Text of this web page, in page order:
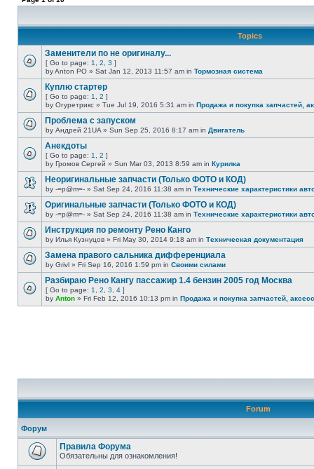
Topics
Заменители по не оригиналу...
[ Go to page: 1 2 3 ]
by Anton PO » Sat Jan 12, 2013 11:57 am in Тормозная система
Куплю стартер
[ Go to page: 1 2 ]
by Огуретрикс » Tue Jul 19, 2016 5:31 am in Продажа и покупка запчастей,
Проблема с запуском
by Андрей 21UA » Sun Sep 25, 2016 8:17 am in Двигатель
Анекдоты
[ Go to page: 1 2 ]
by Громов Сергей » Sun Mar 03, 2013 8:59 am in Курилка
Неоригинальные запчасти (Только ФОТО и КОД)
by -=p@m=- » Sat Sep 24, 2016 11:38 am in Технические характеристики
Оригинальные запчасти (Только ФОТО и КОД)
by -=p@m=- » Sat Sep 24, 2016 11:38 am in Технические характеристики
Инструкция по ремонту Рено Канго
by Илья Кузнуцов » Fri May 30, 2014 9:18 am in Техническая документация
Замена правого сальника дифференциала
by Grivl » Fri Sep 16, 2016 1:59 pm in Своими силами
Разбираю Рено Кангу пассажир 1.4 бензин 2005 год Москва
[ Go to page: 1 2 3 4 ]
by Anton » Fri Feb 12, 2016 10:13 pm in Продажа и покупка запчастей,
Forum
Форум
Правила Форума
Обязательны для ознакомления!